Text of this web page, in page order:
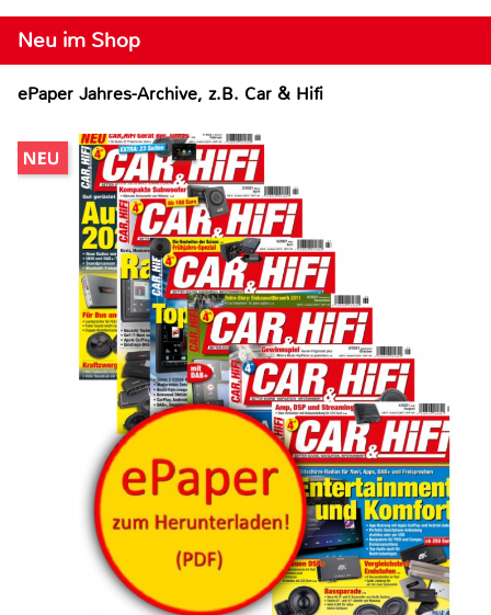
Neu im Shop
ePaper Jahres-Archive, z.B. Car & Hifi